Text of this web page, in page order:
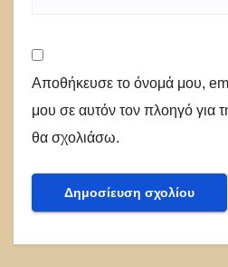
Αποθήκευσε το όνομά μου,
μου σε αυτόν τον πλοηγό για
θα σχολιάσω.